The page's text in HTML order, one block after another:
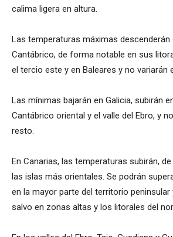
calima ligera en altura.
Las temperaturas máximas descenderán
Cantábrico, de forma notable en sus
el tercio este y en Baleares y no variarán
Las mínimas bajarán en Galicia, subirán
Cantábrico oriental y el valle del Ebro, y
resto.
En Canarias, las temperaturas subirán,
las islas más orientales. Se podrán
en la mayor parte del territorio peninsular
salvo en zonas altas y los litorales del